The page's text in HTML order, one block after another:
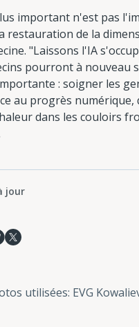
important n'est pas
restauration de la
"Laissons l'IA
pourront à nouveau
: soigner les
au progrès numérique,
dans les couloirs
jour
utilisées: EVG